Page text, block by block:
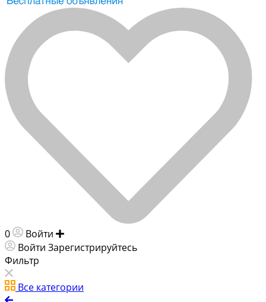
0 Войти
Войти Зарегистрируйтесь
Фильтр
Все категории